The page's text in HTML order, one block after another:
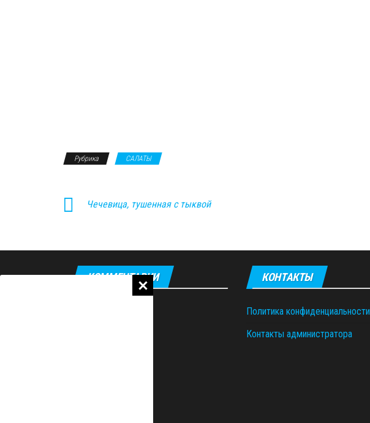
Рубрика САЛАТЫ
Чечевица, тушенная с тыквой
КОММЕНТАРИИ КОНТАКТЫ
Политика конфиденциальности
Контакты администратора